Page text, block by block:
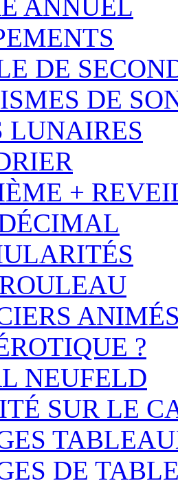
ANNUEL
DE
DE
LUNAIRES
+
?
NEUFELD
SUR LE
DE